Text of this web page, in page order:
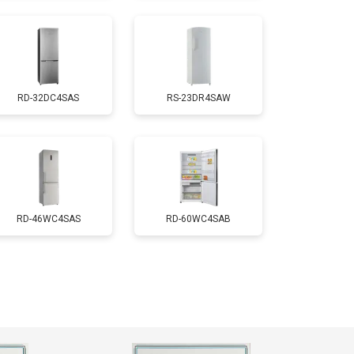
Заказать
1700 ₽ Заказать
4750 ₽ Заказать
3650 ₽
RD-32DC4SAS RS-23DR4SAW
RD-46WC4SAS RD-60WC4SAB